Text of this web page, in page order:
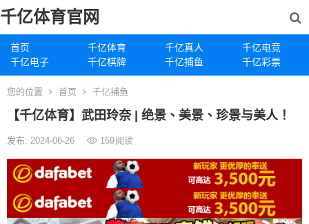
千亿体育官网
首页 千亿体育 千亿真人
千亿电竞
千亿电子
千亿棋牌 千亿捕鱼 千亿彩票
您的位置 首页 千亿捕鱼
【千亿体育】武田玲奈 | 绝景、美景、珍景与美人！
发布: 2024-06-26 159阅读